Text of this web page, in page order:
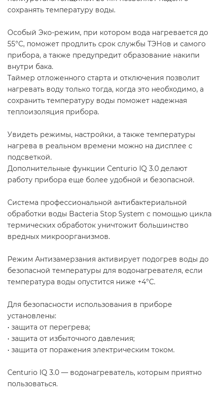
сохранять температуру воды.
Особый Эко-режим, при котором вода нагревается до
55°С, поможет продлить срок службы ТЭНов и самого
прибора, а также предупредит образование накипи
внутри бака.
Таймер отложенного старта и отключения позволит
нагревать воду только тогда, когда это необходимо, а
сохранить температуру воды поможет надежная
теплоизоляция прибора.
Увидеть режимы, настройки, а также температуры
нагрева в реальном времени можно на дисплее с
подсветкой.
Дополнительные функции Centurio IQ 3.0 делают
работу прибора еще более удобной и безопасной.
Система профессиональной антибактериальной
обработки воды Bacteria Stop System с помощью цикла
термических обработок уничтожит большинство
вредных микроорганизмов.
Режим Антизамерзания активирует подогрев воды до
безопасной температуры для водонагревателя, если
температура воды опустится ниже +4°С.
Для безопасности использования в приборе
установлены:
• защита от перегрева;
• защита от избыточного давления;
• защита от поражения электрическим током.
Сenturio IQ 3.0 — водонагреватель, которым приятно
пользоваться.